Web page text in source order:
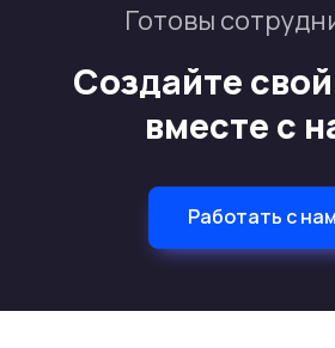
Готовы
Создайте
вместе с
Работать с